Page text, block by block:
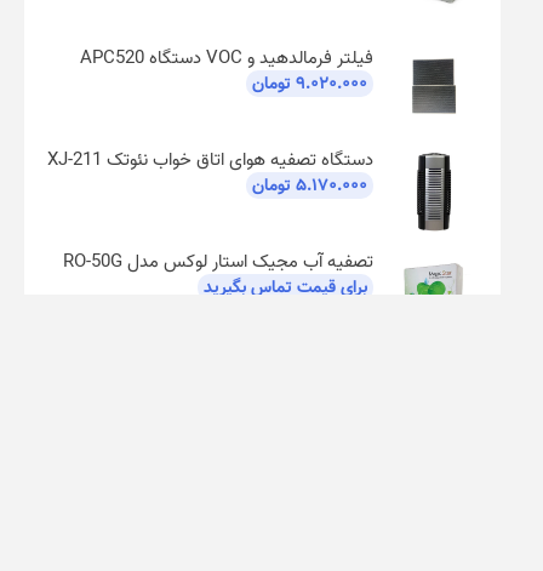
فیلتر فرمالدهید و VOC دستگاه APC520
۹.۰۲۰.۰۰۰ تومان
دستگاه تصفیه هوای اتاق خواب نئوتک XJ-211
۵.۱۷۰.۰۰۰ تومان
تصفیه آب مجیک استار لوکس مدل RO-50G
برای قیمت تماس بگیرید